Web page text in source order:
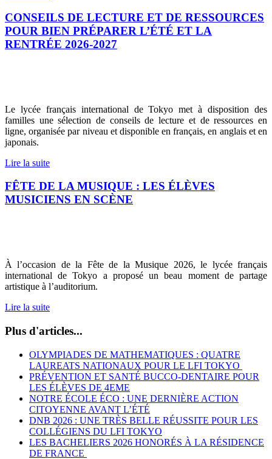
CONSEILS DE LECTURE ET DE RESSOURCES
POUR BIEN PRÉPARER L’ÉTÉ ET LA
RENTRÉE 2026-2027
Le lycée français international de Tokyo met à disposition des
familles une sélection de conseils de lecture et de ressources en
ligne, organisée par niveau et disponible en français, en anglais et en
japonais.
Lire la suite
FÊTE DE LA MUSIQUE : LES ÉLÈVES
MUSICIENS EN SCÈNE
À l’occasion de la Fête de la Musique 2026, le lycée français
international de Tokyo a proposé un beau moment de partage
artistique à l’auditorium.
Lire la suite
Plus d'articles...
OLYMPIADES DE MATHEMATIQUES : QUATRE
LAUREATS NATIONAUX POUR LE LFI TOKYO
PRÉVENTION ET SANTÉ BUCCO-DENTAIRE POUR
LES ÉLÈVES DE 4EME
NOTRE ÉCOLE ÉCO : UNE DERNIÈRE ACTION
CITOYENNE AVANT L’ÉTÉ
DNB 2026 : UNE TRÈS BELLE RÉUSSITE POUR LES
COLLÉGIENS DU LFI TOKYO
LES BACHELIERS 2026 HONORÉS À LA RÉSIDENCE
DE FRANCE